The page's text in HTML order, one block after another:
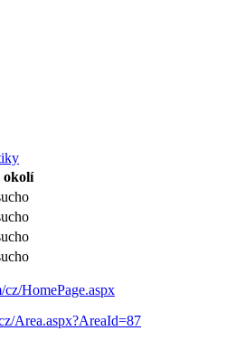
okolí
HomePage.aspx
Area.aspx?AreaId=87